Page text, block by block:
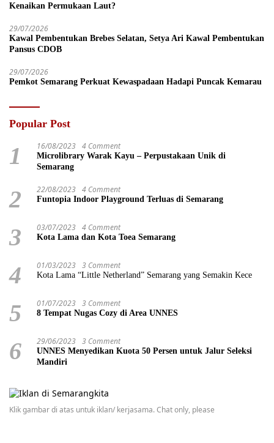
Kenaikan Permukaan Laut?
29/07/2026
Kawal Pembentukan Brebes Selatan, Setya Ari Kawal Pembentukan
Pansus CDOB
29/07/2026
Pemkot Semarang Perkuat Kewaspadaan Hadapi Puncak Kemarau
Popular Post
1 16/08/2023 4 Comment
Microlibrary Warak Kayu – Perpustakaan Unik di
Semarang
2 22/08/2023 4 Comment
Funtopia Indoor Playground Terluas di Semarang
3 03/07/2023 4 Comment
Kota Lama dan Kota Toea Semarang
4 01/03/2023 3 Comment
Kota Lama “Little Netherland” Semarang yang Semakin Kece
5 01/07/2023 3 Comment
8 Tempat Nugas Cozy di Area UNNES
6 29/06/2023 3 Comment
UNNES Menyedikan Kuota 50 Persen untuk Jalur Seleksi
Mandiri
Klik gambar di atas untuk iklan/ kerjasama. Chat only, please